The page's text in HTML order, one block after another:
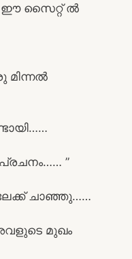
ഈ സൈറ്റ് ൽ
മിന്നൽ
”
ചാഞ്ഞു……
മുഖം